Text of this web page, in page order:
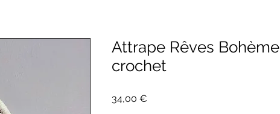
Attrape Rêves Bohème
crochet
34,00 €